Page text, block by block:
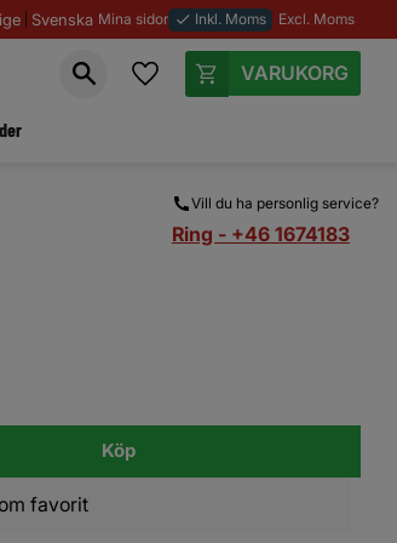
Svenska Mina sidor done Inkl. Moms Excl. Moms
Vill du ha personlig service?
Ring - +46 1674183
Favoriter
Kundvagn
Köp
till i favoriter